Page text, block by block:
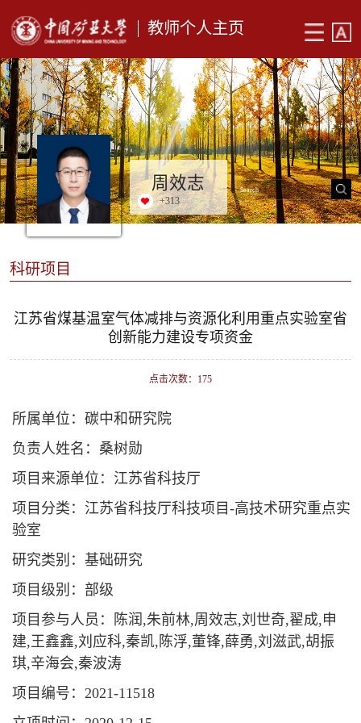
教师个人主页
周效志
+313
科研项目
江苏省煤基温室气体减排与资源化利用重点实验室省
创新能力建设专项资金
点击次数： 175
所属单位：碳中和研究院
负责人姓名：桑树勋
项目来源单位：江苏省科技厅
项目分类：江苏省科技厅科技项目-高技术研究重点实
验室
研究类别：基础研究
项目级别：部级
项目参与人员：陈润,朱前林,周效志,刘世奇,翟成,申
建,王鑫鑫,刘应科,秦凯,陈浮,董锋,薛勇,刘滋武,胡振
琪,辛海会,秦波涛
项目编号：2021-11518